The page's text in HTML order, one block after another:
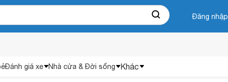
Đăng nhập
Đánh giá xe Nhà cửa & Đời sống Khác